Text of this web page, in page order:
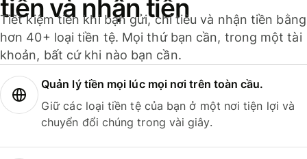
tiền và nhận tiền
Tiết kiệm tiền khi bạn gửi, chi tiêu và nhận tiền bằng
hơn 40+ loại tiền tệ. Mọi thứ bạn cần, trong một tài
khoản, bất cứ khi nào bạn cần.
Quản lý tiền mọi lúc mọi nơi trên toàn cầu.
Giữ các loại tiền tệ của bạn ở một nơi tiện lợi và
chuyển đổi chúng trong vài giây.